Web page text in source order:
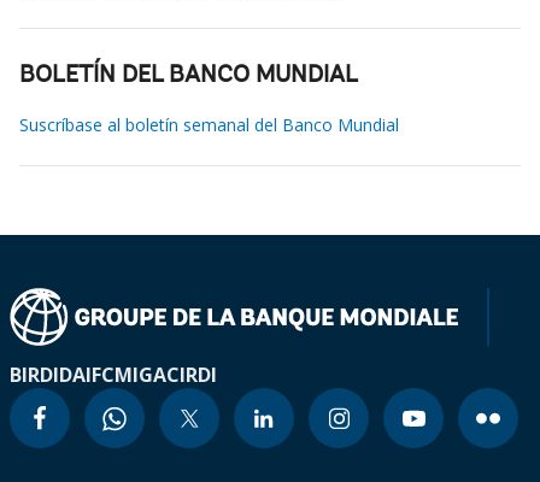
BOLETÍN DEL BANCO MUNDIAL
Suscríbase al boletín semanal del Banco Mundial
BIRDIDAIFCMIGACIRDI